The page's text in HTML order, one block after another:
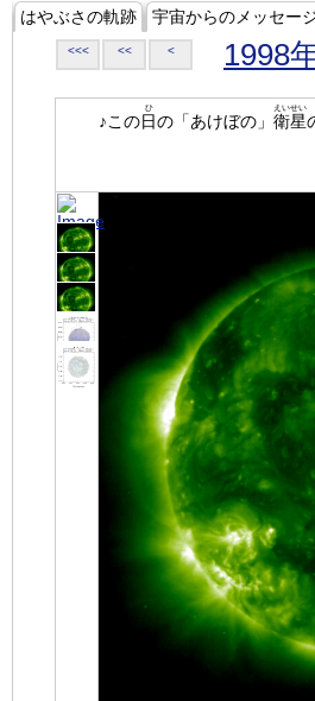
はやぶさの軌跡 宇宙からのメッセー
<<< << < 1998
♪この日
ひ
の「あけぼの」 衛星
えいせい